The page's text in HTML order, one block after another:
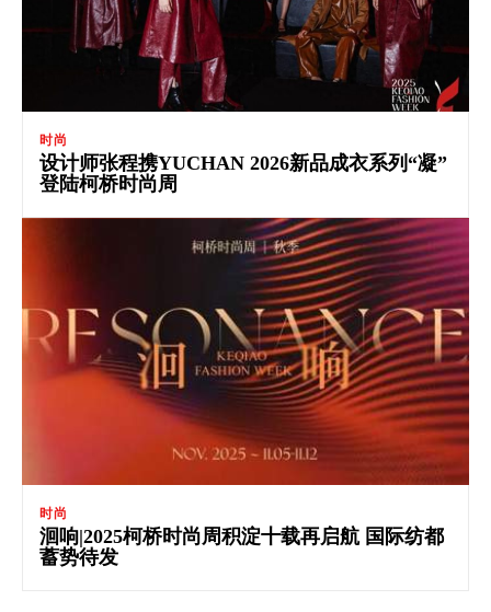
时尚
设计师张程携YUCHAN 2026新品成衣系列“凝”
登陆柯桥时尚周
时尚
洄响|2025柯桥时尚周积淀十载再启航 国际纺都
蓄势待发